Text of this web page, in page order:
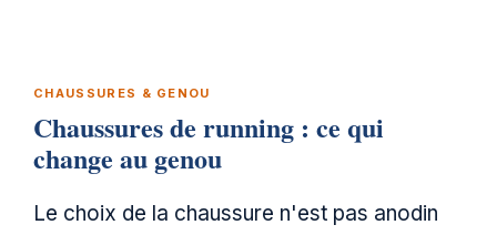
CHAUSSURES & GENOU
Chaussures de running : ce qui
change au genou
Le choix de la chaussure n'est pas anodin